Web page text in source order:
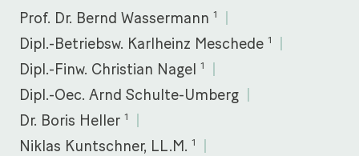
Prof. Dr. Bernd Wassermann 1
Dipl.-Betriebsw. Karlheinz Meschede 1
Dipl.-Finw. Christian Nagel 1
Dipl.-Oec. Arnd Schulte-Umberg
Dr. Boris Heller 1
Niklas Kuntschner, LL.M. 1